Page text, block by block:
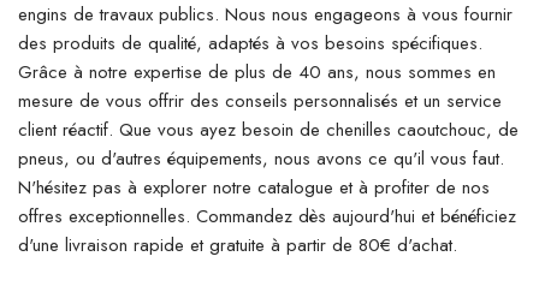
engins de travaux publics. Nous nous engageons à vous fournir
des produits de qualité, adaptés à vos besoins spécifiques.
Grâce à notre expertise de plus de 40 ans, nous sommes en
mesure de vous offrir des conseils personnalisés et un service
client réactif. Que vous ayez besoin de chenilles caoutchouc, de
pneus, ou d'autres équipements, nous avons ce qu'il vous faut.
N'hésitez pas à explorer notre catalogue et à profiter de nos
offres exceptionnelles. Commandez dès aujourd'hui et bénéficiez
d'une livraison rapide et gratuite à partir de 80€ d'achat.